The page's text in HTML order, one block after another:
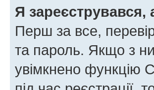
Я
Перш за все,
та пароль. Якщо з
увімкнено функцію